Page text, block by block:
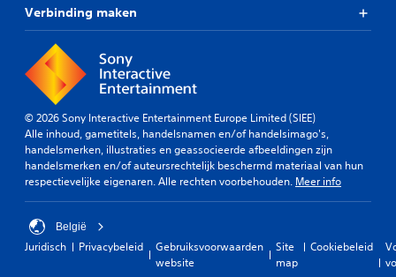
Verbinding maken
© 2026 Sony Interactive Entertainment Europe Limited (SIEE)
Alle inhoud, gametitels, handelsnamen en/of handelsimago's,
handelsmerken, illustraties en geassocieerde afbeeldingen zijn
handelsmerken en/of auteursrechtelijk beschermd materiaal van hun
respectievelijke eigenaren. Alle rechten voorbehouden. Meer info
België
Juridisch Privacybeleid
Gebruiksvoorwaarden
website
Site
map
Cookiebeleid